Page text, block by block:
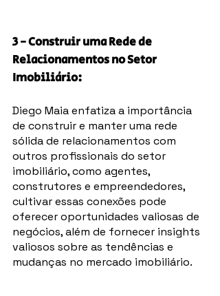
3 - Construir uma Rede de
Relacionamentos no Setor
Imobiliário:
Diego Maia enfatiza a importância
de construir e manter uma rede
sólida de relacionamentos com
outros profissionais do setor
imobiliário, como agentes,
construtores e empreendedores,
cultivar essas conexões pode
oferecer oportunidades valiosas de
negócios, além de fornecer insights
valiosos sobre as tendências e
mudanças no mercado imobiliário.